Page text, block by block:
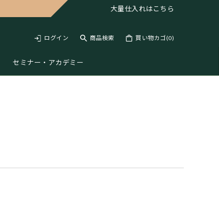
大量仕入れはこちら
ログイン 商品検索 買い物カゴ(0)
セミナー・アカデミー